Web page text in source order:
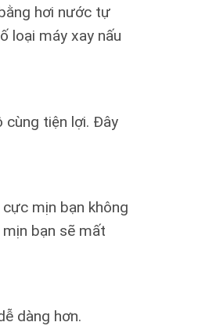
hơi nước tự
loại máy xay nấu
cùng tiện lợi. Đây
mịn bạn không
bạn sẽ mất
dàng hơn.